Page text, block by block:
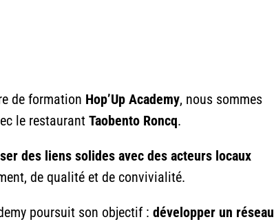
de formation Hop’Up Academy, nous sommes
le restaurant Taobento Roncq.
des liens solides avec des acteurs locaux
de qualité et de convivialité.
poursuit son objectif : développer un réseau